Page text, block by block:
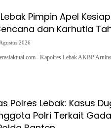
Pimpin Apel
dan Karhutla
2026
Kapolres Lebak AKBP
Polres Lebak: Kasus
Polri Terkait